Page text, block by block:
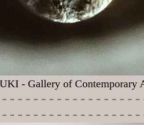
- Gallery of Contemporary